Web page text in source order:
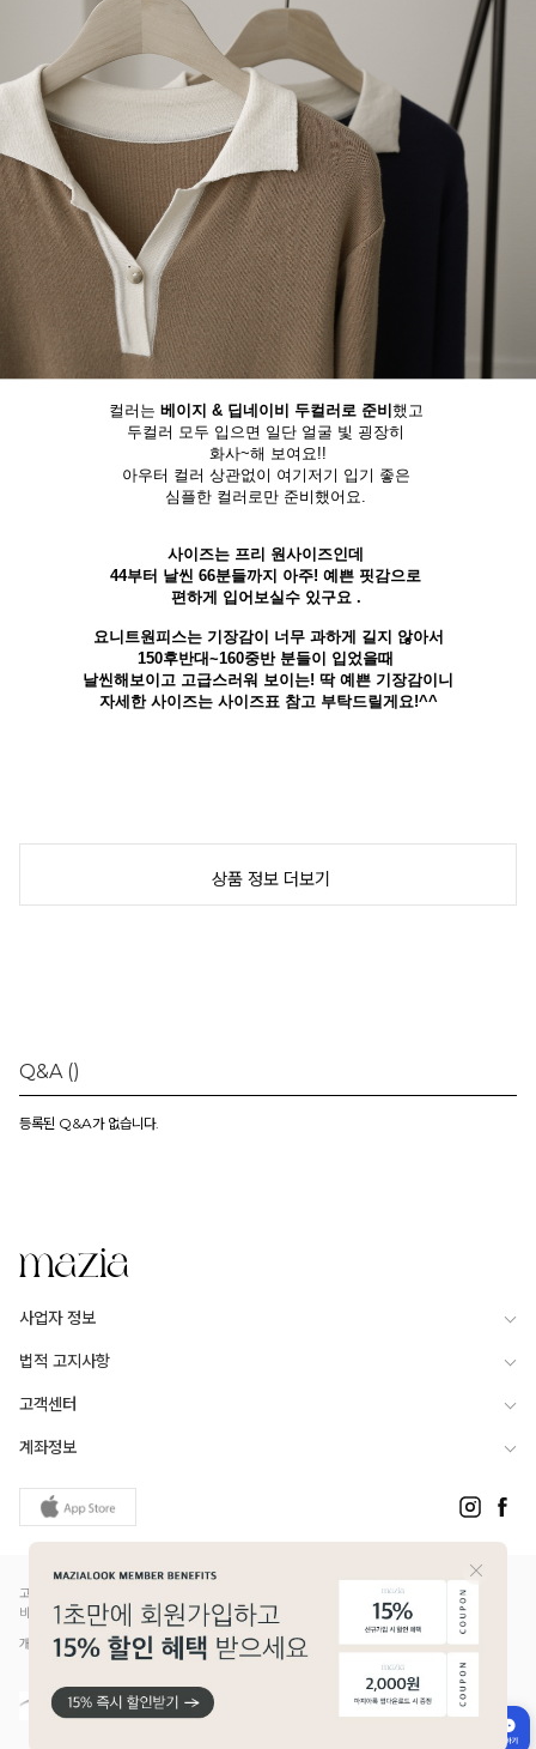
컬러는 베이지 & 딥네이비 두컬러로 준비했고
두컬러 모두 입으면 일단 얼굴 빛 굉장히
화사~해 보여요!!
아우터 컬러 상관없이 여기저기 입기 좋은
심플한 컬러로만 준비했어요.
사이즈는 프리 원사이즈인데
44부터 날씬 66분들까지 아주! 예쁜 핏감으로
편하게 입어보실수 있구요 .
요니트원피스는 기장감이 너무 과하게 길지 않아서
150후반대~160중반 분들이 입었을때
날씬해보이고 고급스러워 보이는! 딱 예쁜 기장감이니
자세한 사이즈는 사이즈표 참고 부탁드릴게요!^^
DAILY COORDI CUT
상품 정보 더보기
Q&A ()
등록된 Q&A가 없습니다.
사업자 정보
법적 고지사항
고객센터
계좌정보
고객님은 안전거래를 위해 현금 등으로 결제 시 저희 쇼핑몰에서 가입한 PG사의 구매안전서
비스를 이용하실 수 있습니다.
개인정보보호배상책임보험(Ⅱ) 가입 - 메리츠화재 증권번호 14610-1327